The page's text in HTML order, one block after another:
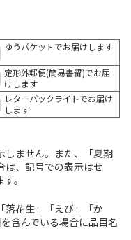
ゆうパケットでお届けします
定形外郵便(簡易書留)でお届
けします
レターパックライトでお届け
します
しません。また、「夏期
は、記号での表示はせ
。
落花生」「えび」「か
含んでいる場合に品目名